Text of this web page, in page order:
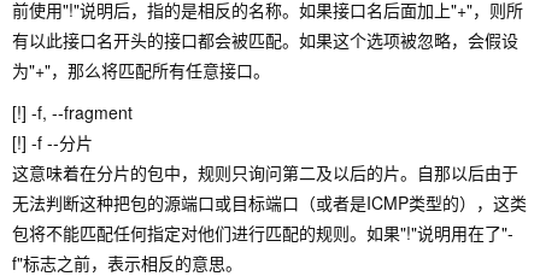
前使用"!"说明后，指的是相反的名称。如果接口名后面加上"+"，则所
有以此接口名开头的接口都会被匹配。如果这个选项被忽略，会假设
为"+"，那么将匹配所有任意接口。
[!] -f, --fragment
[!] -f --分片
这意味着在分片的包中，规则只询问第二及以后的片。自那以后由于
无法判断这种把包的源端口或目标端口（或者是ICMP类型的），这类
包将不能匹配任何指定对他们进行匹配的规则。如果"!"说明用在了"-
f"标志之前，表示相反的意思。